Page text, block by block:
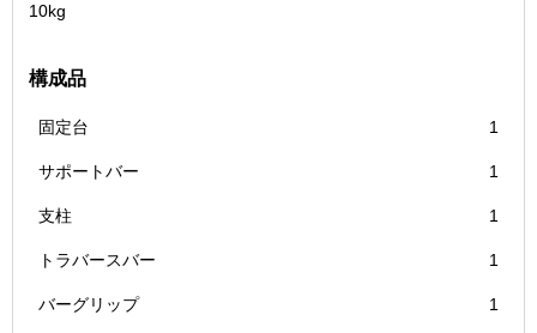
10kg
構成品
固定台 1
サポートバー 1
支柱 1
トラバースバー 1
バーグリップ 1